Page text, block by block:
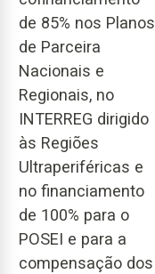
de 85% nos Planos
de Parceira
Nacionais e
Regionais, no
INTERREG dirigido
às Regiões
Ultraperiféricas e
no financiamento
de 100% para o
POSEI e para a
compensação dos